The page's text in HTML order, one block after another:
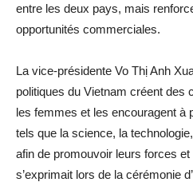
entre les deux pays, mais
opportunités commerciales.
La vice-présidente Vo Thị Anh
politiques du Vietnam créent des
les femmes et les encouragent à
tels que la science, la
afin de promouvoir leurs forces et
s’exprimait lors de la cérémonie